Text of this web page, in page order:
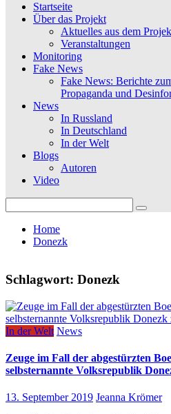
Startseite
Über das Projekt
Aktuelles aus dem
Veranstaltungen
Monitoring
Fake News
Fake News: Berichte
Propaganda und
News
In Russland
In Deutschland
In der Welt
Blogs
Autoren
Video
for:
Home
Donezk
Schlagwort: Donezk
In der Welt News
Zeuge im Fall der abgestürzten
selbsternannte Volksrepublik
13. September 2019 Jeanna Krömer